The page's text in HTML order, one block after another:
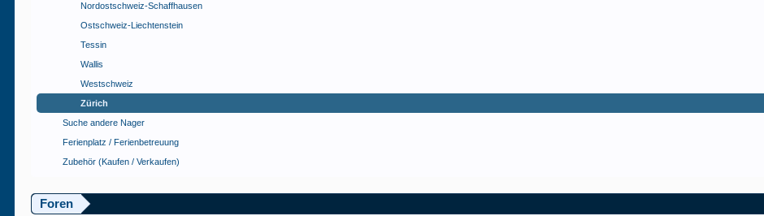
Nordostschweiz-Schaffhausen
Ostschweiz-Liechtenstein
Tessin
Wallis
Westschweiz
Zürich
Suche andere Nager
Ferienplatz / Ferienbetreuung
Zubehör (Kaufen / Verkaufen)
Foren